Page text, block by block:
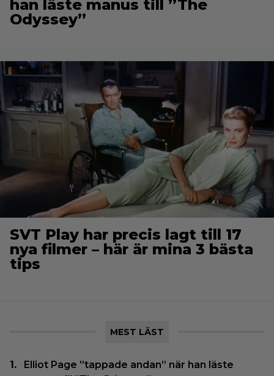
han läste manus till ”The
Odyssey”
SVT Play har precis lagt till 17
nya filmer – här är mina 3 bästa
tips
MEST LÄST
Elliot Page ”tappade andan” när han läste